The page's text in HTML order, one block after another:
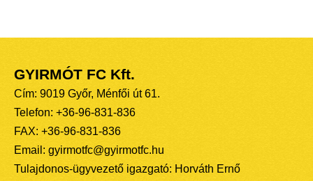
GYIRMÓT FC Kft.
Cím: 9019 Győr, Ménfői út 61.
Telefon: +36-96-831-836
FAX: +36-96-831-836
Email: gyirmotfc@gyirmotfc.hu
Tulajdonos-ügyvezető igazgató: Horváth Ernő